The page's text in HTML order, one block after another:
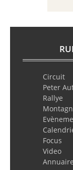
Circuit
Peter
Rallye
Focus
Video